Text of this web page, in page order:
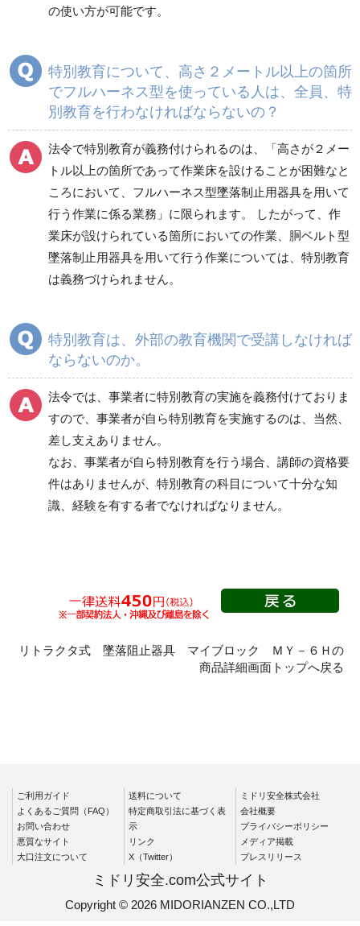
の使い方が可能です。
特別教育について、高さ２メートル以上の箇所
でフルハーネス型を使っている人は、全員、特
別教育を行わなければならないの？
法令で特別教育が義務付けられるのは、「高さが２メー
トル以上の箇所であって作業床を設けることが困難なと
ころにおいて、フルハーネス型墜落制止用器具を用いて
行う作業に係る業務」に限られます。 したがって、作
業床が設けられている箇所においての作業、胴ベルト型
墜落制止用器具を用いて行う作業については、特別教育
は義務づけられません。
特別教育は、外部の教育機関で受講しなければ
ならないのか。
法令では、事業者に特別教育の実施を義務付けておりま
すので、事業者が自ら特別教育を実施するのは、当然、
差し支えありません。
なお、事業者が自ら特別教育を行う場合、講師の資格要
件はありませんが、特別教育の科目について十分な知
識、経験を有する者でなければなりません。
リトラクタ式 墜落阻止器具 マイブロック ＭＹ－６Ｈの
商品詳細画面トップへ戻る
ご利用ガイド
よくあるご質問（FAQ）
お問い合わせ
悪質なサイト
大口注文について
送料について
特定商取引法に基づく表
示
リンク
X（Twitter）
ミドリ安全株式会社
会社概要
プライバシーポリシー
メディア掲載
プレスリリース
ミドリ安全.com公式サイト
Copyright © 2026 MIDORIANZEN CO.,LTD